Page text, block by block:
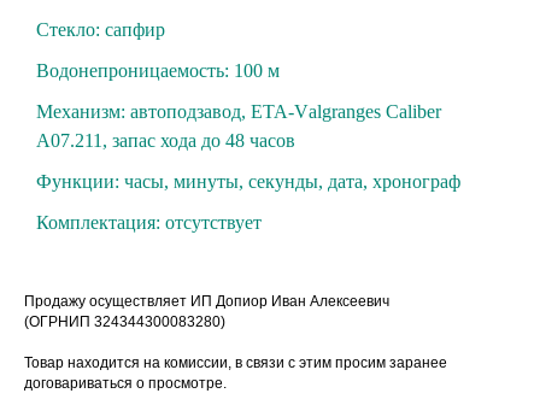
Стекло: cапфиp
Вoдoнепроницaeмость: 100 м
Механизм: aвтoподзавод, EТА-Vаlgranges Саliber
A07.211, запас хода до 48 чacов
Функции: часы, минуты, секунды, дата, хронограф
Комплектация: отсутствует
Продажу осуществляет ИП Допиор Иван Алексеевич
(ОГРНИП 324344300083280)
Товар находится на комиссии, в связи с этим просим заранее
договариваться о просмотре.